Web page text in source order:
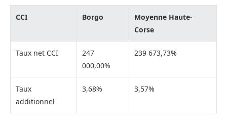
CCI Borgo
Moyenne Haute-
Corse
Taux net CCI
247
000,00%
239 673,73%
Taux
additionnel
3,68% 3,57%